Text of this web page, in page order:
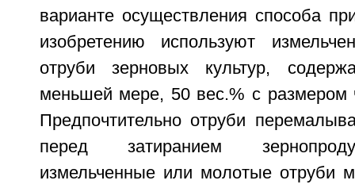
варианте осуществления способа
изобретению используют
отруби зерновых культур,
меньшей мере, 50 вес.% с
Предпочтительно отруби
перед затиранием
измельченные или молотые отруби